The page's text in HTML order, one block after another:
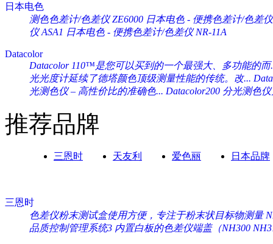
日本电色
测色色差计/色差仪 ZE6000 日本电色 - 便携色差计/色差
仪 ASA1 日本电色 - 便携色差计/色差仪 NR-11A
Datacolor
Datacolor 110™是您可以买到的一个最强大、多功能的而
光光度计延续了德塔颜色顶级测量性能的传统。改...
光测色仪 – 高性价比的准确色... Datacolor200 分光测色
推荐品牌
三恩时 天友利 爱色丽 日本品牌
三恩时
色差仪粉末测试盒使用方便，专注于粉末状目标物测量
品质控制管理系统3 内置白板的色差仪端盖（NH300